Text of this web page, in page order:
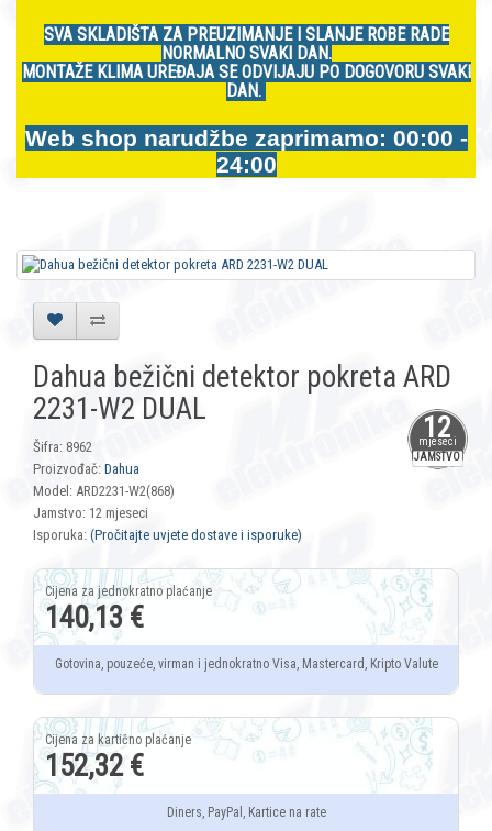
SVA SKLADIŠTA ZA PREUZIMANJE I SLANJE ROBE RADE
NORMALNO SVAKI DAN.
MONTAŽE KLIMA UREĐAJA SE ODVIJAJU PO DOGOVORU SVAKI
DAN.
Web shop narudžbe zaprimamo: 00:00 -
24:00
12
mjeseci
JAMSTVO
Dahua bežični detektor pokreta ARD
2231-W2 DUAL
Šifra: 8962
Proizvođač: Dahua
Model: ARD2231-W2(868)
Jamstvo: 12 mjeseci
Isporuka: (Pročitajte uvjete dostave i isporuke)
140,13 €
Gotovina, pouzeće, virman i jednokratno Visa, Mastercard, Kripto Valute
152,32 €
Diners, PayPal, Kartice na rate